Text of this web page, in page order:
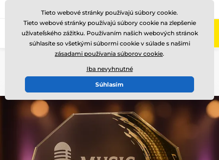
Zavolajte nám (Po-Pi 8-17) +421220255160
Tieto webové stránky používajú súbory cookie.
Tieto webové stránky používajú súbory cookie na zlepšenie
užívateľského zážitku. Používaním našich webových stránok
súhlasíte so všetkými súbormi cookie v súlade s našimi
zásadami používania súborov cookie.
Iba nevyhnutné
Súhlasím